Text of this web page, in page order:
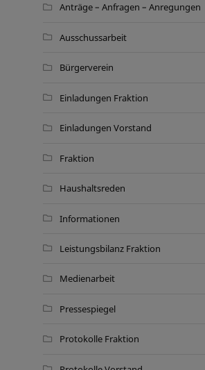
Anträge – Anfragen – Anregungen
Ausschussarbeit
Bürgerverein
Einladungen Fraktion
Einladungen Vorstand
Fraktion
Haushaltsreden
Informationen
Leistungsbilanz Fraktion
Medienarbeit
Pressespiegel
Protokolle Fraktion